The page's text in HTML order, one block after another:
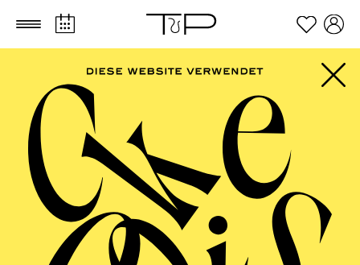
Zum Hauptinhalt springen Zum Footer springen